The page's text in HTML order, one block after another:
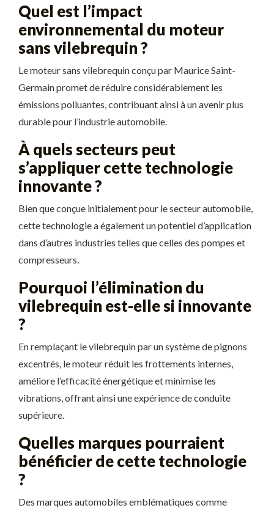
Quel est l’impact
environnemental du moteur
sans vilebrequin ?
Le moteur sans vilebrequin conçu par Maurice Saint-
Germain promet de réduire considérablement les
émissions polluantes, contribuant ainsi à un avenir plus
durable pour l’industrie automobile.
À quels secteurs peut
s’appliquer cette technologie
innovante ?
Bien que conçue initialement pour le secteur automobile,
cette technologie a également un potentiel d’application
dans d’autres industries telles que celles des pompes et
compresseurs.
Pourquoi l’élimination du
vilebrequin est-elle si innovante
?
En remplaçant le vilebrequin par un système de pignons
excentrés, le moteur réduit les frottements internes,
améliore l’efficacité énergétique et minimise les
vibrations, offrant ainsi une expérience de conduite
supérieure.
Quelles marques pourraient
bénéficier de cette technologie
?
Des marques automobiles emblématiques comme